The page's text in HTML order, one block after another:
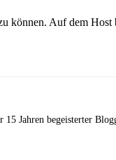
können. Auf dem
Jahren begeisterter